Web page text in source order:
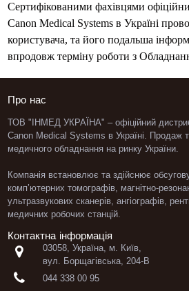
Сертифікованими фахівцями
Canon Medical Systems в Україні
користувача, та його подальша
впродовж терміну роботи з
Про нас
ТОВ "ІНМЕД УКРАЇНА" – офіційний
Canon Medical Systems в Україні. Продаж
медичного обладнання на ринку України.
Компанія встановлює та здійснює
комп’ютерних томографів, магнітно-
ультразвукових сканерів, ангіографів,
медичних робочих станцій.
Контактна інформація

03058, Україна, м. Київ,
вул. Борщагівська, 204-В
 044 338 00 95